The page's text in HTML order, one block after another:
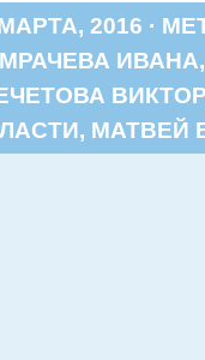
2016 ·
ИВАНА
, МАТВЕЙ